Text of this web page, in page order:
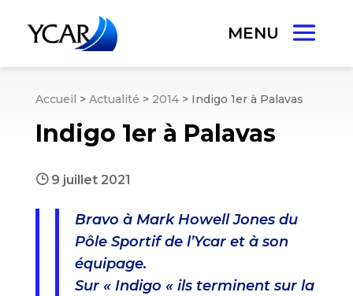
Accueil > Actualité > 2014> Indigo 1er à Palavas
Indigo 1er à Palavas
}9 juillet 2021
Bravo à Mark Howell Jones du
Pôle Sportif de l’Ycar et à son
équipage.
Sur « Indigo « ils terminent sur la